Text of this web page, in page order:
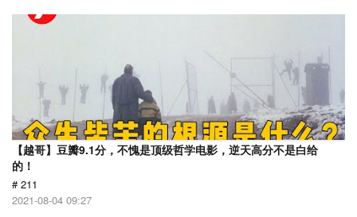
【越哥】豆瓣9.1分，不愧是顶级哲学电影，逆天高分不是白给
的！
# 211
2021-08-04 09:27